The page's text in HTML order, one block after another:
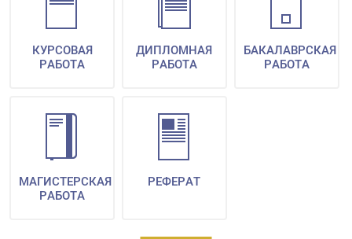
КУРСОВАЯ
РАБОТА
ДИПЛОМНАЯ
РАБОТА
БАКАЛАВРСКАЯ
РАБОТА
МАГИСТЕРСКАЯ
РАБОТА
РЕФЕРАТ